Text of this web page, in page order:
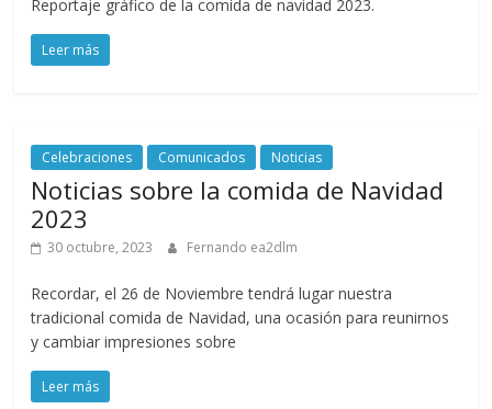
Reportaje gráfico de la comida de navidad 2023.
Leer más
Celebraciones Comunicados Noticias
Noticias sobre la comida de Navidad
2023
30 octubre, 2023 Fernando ea2dlm
Recordar, el 26 de Noviembre tendrá lugar nuestra
tradicional comida de Navidad, una ocasión para reunirnos
y cambiar impresiones sobre
Leer más